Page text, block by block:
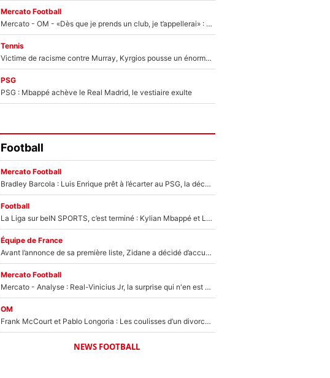
Mercato Football
Mercato - OM - «Dès que je prends un club, je t’appellerai» : La promesse de Marcelino au moment de claquer la porte
Tennis
Victime de racisme contre Murray, Kyrgios pousse un énorme coup de gueule !
PSG
PSG : Mbappé achève le Real Madrid, le vestiaire exulte
Football
Mercato Football
Bradley Barcola : Luis Enrique prêt à l’écarter au PSG, la décision qui va accélérer son transfert à Liverpool ?
Football
La Liga sur beIN SPORTS, c’est terminé : Kylian Mbappé et Lamine Yamal changent de chaîne, «le moment était venu d'ouvrir un nouveau chapitre»
Équipe de France
Avant l’annonce de sa première liste, Zidane a décidé d’accueillir une nouvelle tête en équipe de France
Mercato Football
Mercato - Analyse : Real-Vinicius Jr, la surprise qui n'en est pas une...
OM
Frank McCourt et Pablo Longoria : Les coulisses d’un divorce coûteux qui ruine l’OM à petit feu…
NEWS FOOTBALL